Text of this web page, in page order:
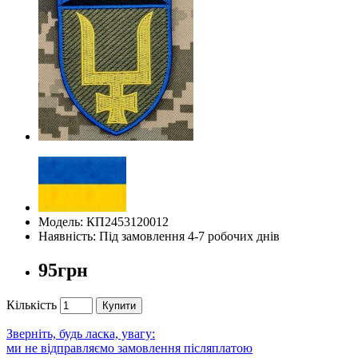
Модель: КП2453120012
Наявність: Під замовлення 4-7 робочих днів
95грн
Кількість Купити
Зверніть, будь ласка, увагу:
ми не відправляємо замовлення післяплатою